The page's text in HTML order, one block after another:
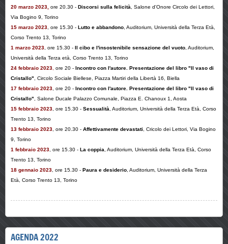
20 marzo 2023, ore 20.30 - Discorsi sulla felicità , Salone d'Onore Circolo dei Lettori,
Via Bogino 9, Torino
15 marzo 2023 , ore 15.30 - Lutto e abbandono , Auditorium, Università della Terza Età,
Corso Trento 13, Torino
1 marzo 2023 , ore 15.30 - Il cibo e l'insostenibile sensazione del vuoto , Auditorium,
Università della Terza età, Corso Trento 13, Torino
24 febbraio 2023 ore 20 - Incontro con l'autore. Presentazione del libro "Il vaso di
Cristallo" , Circolo Sociale Biellese, Piazza Martiri della Libertà 16, Biella
17 febbraio 2023 , ore 20 - Incontro con l'autore. Presentazione del libro "Il vaso di
Cristallo" , Salone Ducale Palazzo Comunale, Piazza E. Chanoux 1, Aosta
15 febbraio 2023 , ore 15.30 - Sessualità , Auditorium, Università della Terza Età, Corso
Trento 13, Torino
13 febbraio 2023 , ore 20.30 - Affettivamente devastati , Cricolo dei Lettori, Via Bogino
9, Torino
1 febbraio 2023 , ore 15.30 - La coppia , Auditorium, Università della Terza Età, Corso
Trento 13, Torino
18 gennaio 2023 , ore 15.30 - Paura e desiderio , Auditorium, Università della Terza
Età, Corso Trento 13, Torino
AGENDA 2022